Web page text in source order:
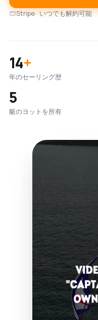
Stripe · いつでも解約可能
14+
年のセーリング歴
5
艇のヨットを所有